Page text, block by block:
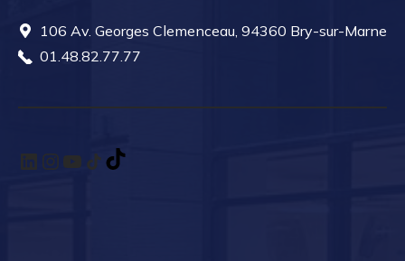
106 Av. Georges Clemenceau, 94360 Bry-sur-Marne
01.48.82.77.77
LinkedIn
Instagram
YouTube
TikTok